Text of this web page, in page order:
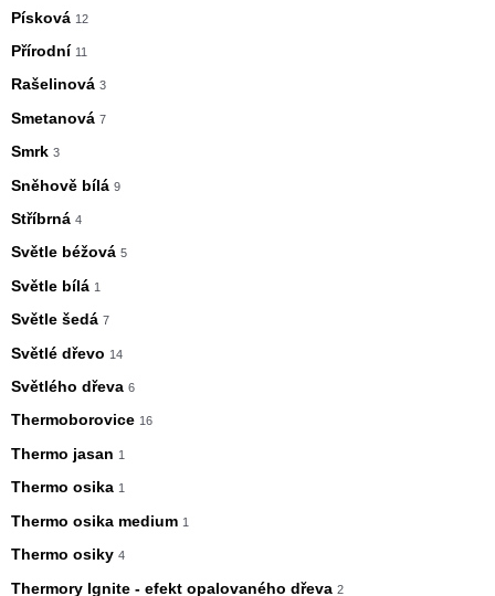
Písková 12
Přírodní 11
Rašelinová 3
Smetanová 7
Smrk 3
Sněhově bílá 9
Stříbrná 4
Světle béžová 5
Světle bílá 1
Světle šedá 7
Světlé dřevo 14
Světlého dřeva 6
Thermoborovice 16
Thermo jasan 1
Thermo osika 1
Thermo osika medium 1
Thermo osiky 4
Thermory Ignite - efekt opalovaného dřeva 2